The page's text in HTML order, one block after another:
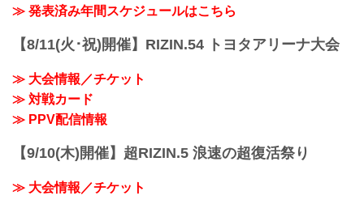
開催されるFEDELTA presents RIZIN
ケットが、ABEMA、U-NEXT、RIZIN
100 CLUBの販売スタートしたぞ！
≫ 発表済み年間スケジュールはこちら
【8/11(火･祝)開催】RIZIN.54 トヨタアリーナ大会
≫ 大会情報／チケット
≫ 対戦カード
≫ PPV配信情報
【9/10(木)開催】超RIZIN.5 浪速の超復活祭り
≫ 大会情報／チケット